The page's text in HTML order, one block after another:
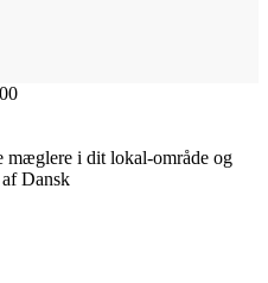
mæglere i dit lokal-område og
Dansk